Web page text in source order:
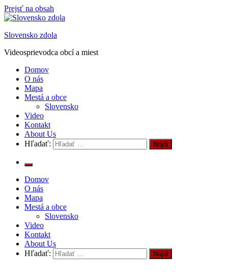
Prejsť na obsah
Slovensko zdola
Videosprievodca obcí a miest
Domov
O nás
Mapa
Mestá a obce
Slovensko
Video
Kontakt
About Us
Hľadať:
Domov
O nás
Mapa
Mestá a obce
Slovensko
Video
Kontakt
About Us
Hľadať: